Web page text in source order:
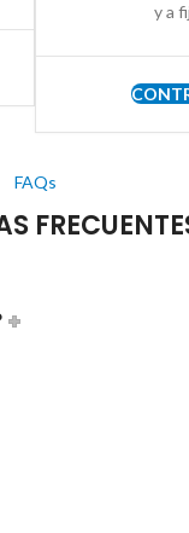
y a
FAQs